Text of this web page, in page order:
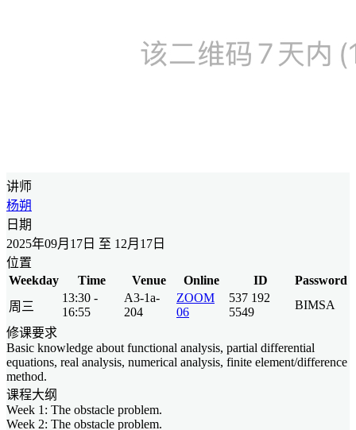
讲师
杨朔
日期
2025年09月17日 至 12月17日
位置
Weekday
Time Venue Online ID
Password
周三
13:30 -
16:55
A3-1a-
204
ZOOM
06
537 192
5549
BIMSA
修课要求
Basic knowledge about functional analysis, partial differential
equations, real analysis, numerical analysis, finite element/difference
method.
课程大纲
Week 1: The obstacle problem.
Week 2: The obstacle problem.